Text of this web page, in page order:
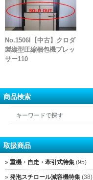
No.1506I【中古】クロダ
製縦型圧縮梱包機プレッ
サー110
商品検索
取扱商品
重機・自走・牽引式特集 (95)
発泡スチロール減容機特集 (38)